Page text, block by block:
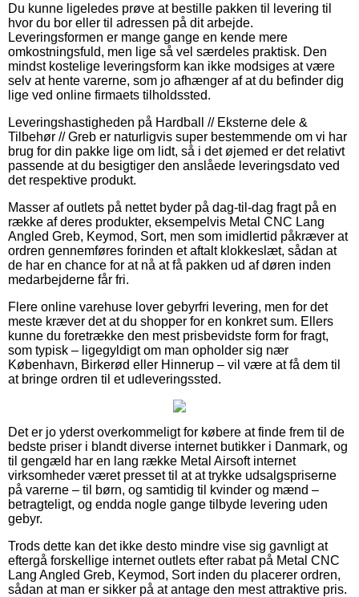
Du kunne ligeledes prøve at bestille pakken til levering til
hvor du bor eller til adressen på dit arbejde.
Leveringsformen er mange gange en kende mere
omkostningsfuld, men lige så vel særdeles praktisk. Den
mindst kostelige leveringsform kan ikke modsiges at være
selv at hente varerne, som jo afhænger af at du befinder dig
lige ved online firmaets tilholdssted.
Leveringshastigheden på Hardball // Eksterne dele &
Tilbehør // Greb er naturligvis super bestemmende om vi har
brug for din pakke lige om lidt, så i det øjemed er det relativt
passende at du besigtiger den anslåede leveringsdato ved
det respektive produkt.
Masser af outlets på nettet byder på dag-til-dag fragt på en
række af deres produkter, eksempelvis Metal CNC Lang
Angled Greb, Keymod, Sort, men som imidlertid påkræver at
ordren gennemføres forinden et aftalt klokkeslæt, sådan at
de har en chance for at nå at få pakken ud af døren inden
medarbejderne får fri.
Flere online varehuse lover gebyrfri levering, men for det
meste kræver det at du shopper for en konkret sum. Ellers
kunne du foretrække den mest prisbevidste form for fragt,
som typisk – ligegyldigt om man opholder sig nær
København, Birkerød eller Hinnerup – vil være at få dem til
at bringe ordren til et udleveringssted.
Det er jo yderst overkommeligt for købere at finde frem til de
bedste priser i blandt diverse internet butikker i Danmark, og
til gengæld har en lang række Metal Airsoft internet
virksomheder været presset til at at trykke udsalgspriserne
på varerne – til børn, og samtidig til kvinder og mænd –
betragteligt, og endda nogle gange tilbyde levering uden
gebyr.
Trods dette kan det ikke desto mindre vise sig gavnligt at
eftergå forskellige internet outlets efter rabat på Metal CNC
Lang Angled Greb, Keymod, Sort inden du placerer ordren,
sådan at man er sikker på at antage den mest attraktive pris.